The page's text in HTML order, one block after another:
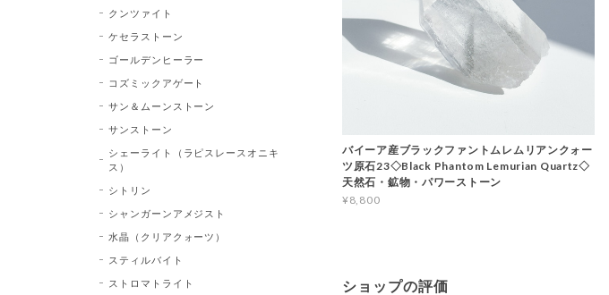
バイーア産ブラックファントムレムリアンクォー
ツ原石23◇Black Phantom Lemurian Quartz◇
天然石・鉱物・パワーストーン
¥8,800
ショップの評価
クンツァイト
ケセラストーン
ゴールデンヒーラー
コズミックアゲート
サン＆ムーンストーン
サンストーン
シェーライト（ラピスレースオニキ
ス）
シトリン
シャンガーンアメジスト
水晶（クリアクォーツ）
スティルバイト
ストロマトライト